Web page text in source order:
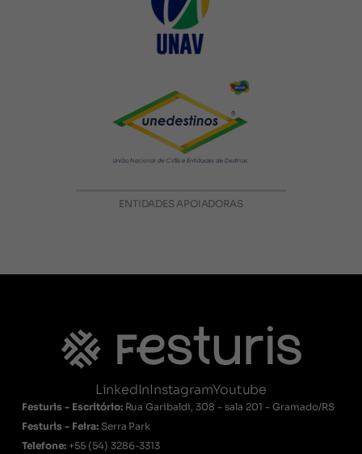
ENTIDADES APOIADORAS
LinkedInInstagramYoutube
Festuris - Escritório: Rua Garibaldi, 308 - sala 201 - Gramado/RS
Festuris - Feira: Serra Park
Telefone: +55 (54) 3286-3313